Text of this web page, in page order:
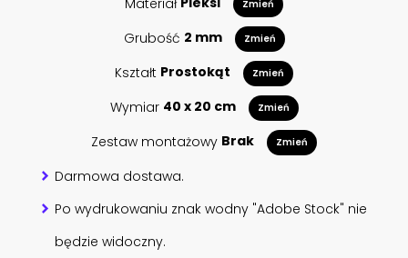
Zmień
Grubość 2 mm Zmień
Kształt Prostokąt Zmień
Wymiar 40 x 20 cm Zmień
Zestaw montażowy Brak Zmień
Darmowa dostawa.
Po wydrukowaniu znak wodny "Adobe Stock" nie
będzie widoczny.